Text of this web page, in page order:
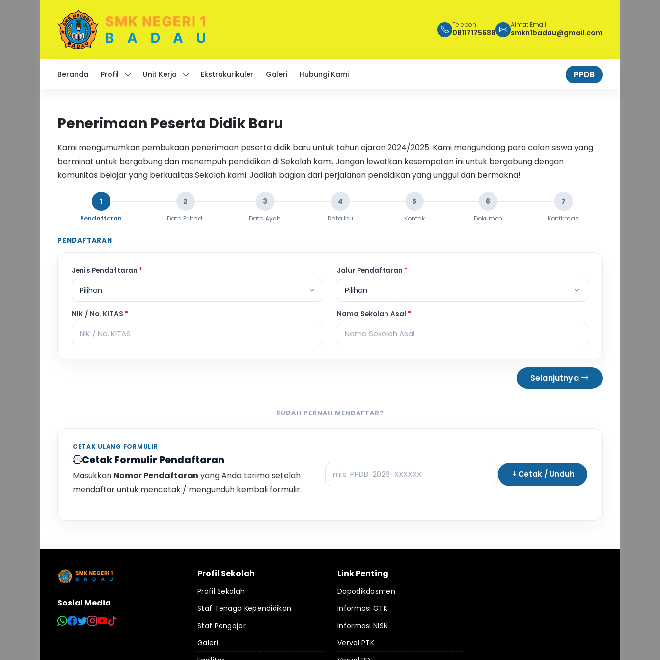
Telepon
08117175688
Almat Email
smkn1badau@gmail.com
Beranda Profil Unit Kerja Ekstrakurikuler Galeri Hubungi Kami PPDB
Penerimaan Peserta Didik Baru
Kami mengumumkan pembukaan penerimaan peserta didik baru untuk tahun ajaran 2024/2025. Kami mengundang para calon siswa yang
berminat untuk bergabung dan menempuh pendidikan di Sekolah kami. Jangan lewatkan kesempatan ini untuk bergabung dengan
komunitas belajar yang berkualitas Sekolah kami. Jadilah bagian dari perjalanan pendidikan yang unggul dan bermakna!
1
Pendaftaran
2
Data Pribadi
3
Data Ayah
4
Data Ibu
5
Kontak
6
Dokumen
7
Konfirmasi
PENDAFTARAN
Jenis Pendaftaran * Jalur Pendaftaran *
NIK / No. KITAS * Nama Sekolah Asal *
Selanjutnya
SUDAH PERNAH MENDAFTAR?
CETAK ULANG FORMULIR
Cetak Formulir Pendaftaran
Masukkan Nomor Pendaftaran yang Anda terima setelah
mendaftar untuk mencetak / mengunduh kembali formulir.
Cetak / Unduh
Sosial Media
Profil Sekolah
Profil Sekolah
Staf Tenaga Kependidikan
Staf Pengajar
Galeri
Link Penting
Dapodikdasmen
Informasi GTK
Informasi NISN
Verval PTK